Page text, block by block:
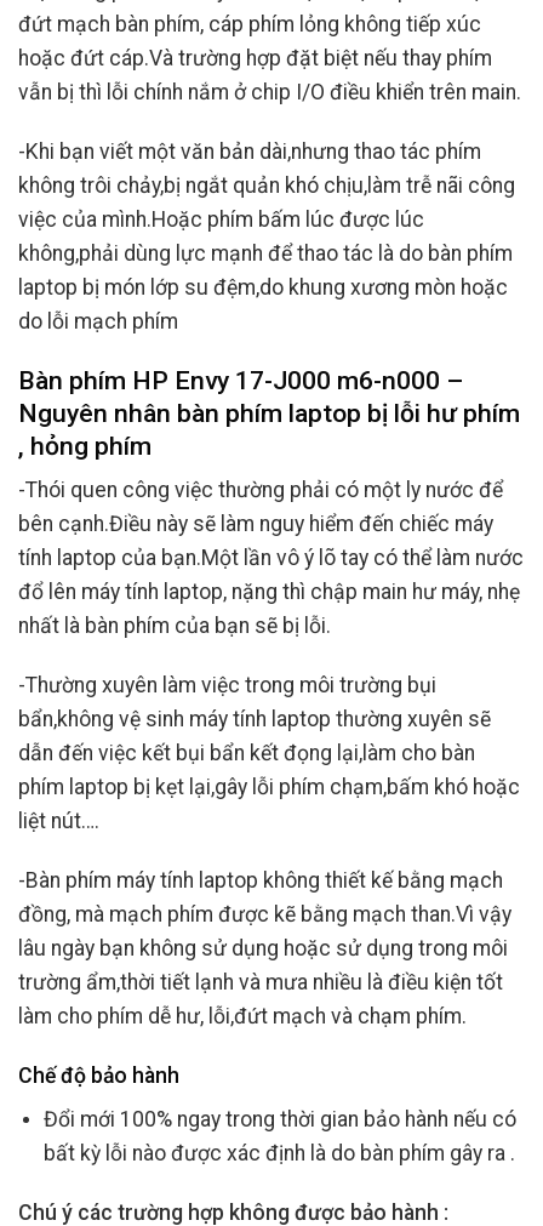
đứt mạch bàn phím, cáp phím lỏng không tiếp xúc
hoặc đứt cáp.Và trường hợp đặt biệt nếu thay phím
vẫn bị thì lỗi chính nắm ở chip I/O điều khiển trên main.
-Khi bạn viết một văn bản dài,nhưng thao tác phím
không trôi chảy,bị ngắt quản khó chịu,làm trễ nãi công
việc của mình.Hoặc phím bấm lúc được lúc
không,phải dùng lực mạnh để thao tác là do bàn phím
laptop bị món lớp su đệm,do khung xương mòn hoặc
do lỗi mạch phím
Bàn phím HP Envy 17-J000 m6-n000 –
Nguyên nhân bàn phím laptop bị lỗi hư phím
, hỏng phím
-Thói quen công việc thường phải có một ly nước để
bên cạnh.Điều này sẽ làm nguy hiểm đến chiếc máy
tính laptop của bạn.Một lần vô ý lõ tay có thể làm nước
đổ lên máy tính laptop, nặng thì chập main hư máy, nhẹ
nhất là bàn phím của bạn sẽ bị lỗi.
-Thường xuyên làm việc trong môi trường bụi
bẩn,không vệ sinh máy tính laptop thường xuyên sẽ
dẫn đến việc kết bụi bẩn kết đọng lại,làm cho bàn
phím laptop bị kẹt lại,gây lỗi phím chạm,bấm khó hoặc
liệt nút….
-Bàn phím máy tính laptop không thiết kế bằng mạch
đồng, mà mạch phím được kẽ bằng mạch than.Vì vậy
lâu ngày bạn không sử dụng hoặc sử dụng trong môi
trường ẩm,thời tiết lạnh và mưa nhiều là điều kiện tốt
làm cho phím dễ hư, lỗi,đứt mạch và chạm phím.
Chế độ bảo hành
Đổi mới 100% ngay trong thời gian bảo hành nếu có
bất kỳ lỗi nào được xác định là do bàn phím gây ra .
Chú ý các trường hợp không được bảo hành :